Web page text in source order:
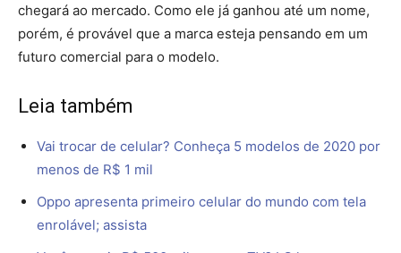
chegará ao mercado. Como ele já ganhou até um nome,
porém, é provável que a marca esteja pensando em um
futuro comercial para o modelo.
Leia também
Vai trocar de celular? Conheça 5 modelos de 2020 por
menos de R$ 1 mil
Oppo apresenta primeiro celular do mundo com tela
enrolável; assista